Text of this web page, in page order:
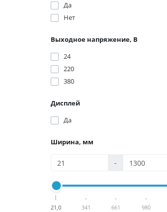
Да
Нет
Выходное напряжение, В
24
220
380
Дисплей
Да
Ширина, мм
-
21,0 341 661 980